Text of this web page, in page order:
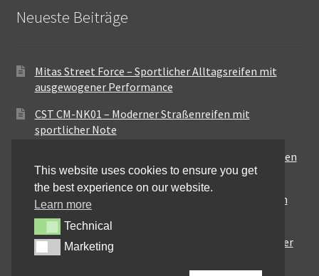
Neueste Beiträge
Mitas Street Force – Sportlicher Alltagsreifen mit
ausgewogener Performance
CST CM-NK01 – Moderner Straßenreifen mit
sportlicher Note
Maxxis MA-ST3 – Ausgewogener Sport-Touring-Reifen
für vielseitige Einsätze
Pirelli City Demon – Zuverlässigkeit für den urbanen
Alltag
Metzeler Perfect ME77 – Klassische Optik mit solider
Straßenperformance
This website uses cookies to ensure you get
the best experience on our website.
Learn more
TechnicalTechnical
MarketingMarketing